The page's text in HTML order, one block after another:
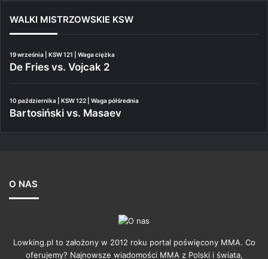
WALKI MISTRZOWSKIE KSW
19 września | KSW 121 | Waga ciężka
De Fries vs. Vojcak 2
10 października | KSW 122 | Waga półśrednia
Bartosiński vs. Masaev
O NAS
Lowking.pl to założony w 2012 roku portal poświęcony MMA. Co
oferujemy? Najnowsze wiadomości MMA z Polski i świata,